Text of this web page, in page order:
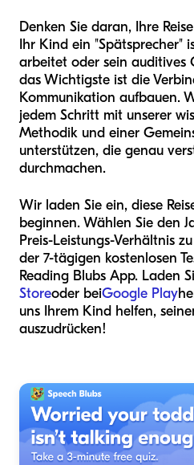
Denken Sie daran, Ihre
Ihr Kind ein "Spätsprecher"
arbeitet oder sein auditives
das Wichtigste ist die
Kommunikation aufbauen.
jedem Schritt mit unserer
Methodik und einer
unterstützen, die genau
durchmachen.
Wir laden Sie ein, diese
beginnen. Wählen Sie den
Preis-Leistungs-Verhältnis
der 7-tägigen kostenlosen
Reading Blubs App. Laden
Storeoder beiGoogle Play
uns Ihrem Kind helfen,
auszudrücken!